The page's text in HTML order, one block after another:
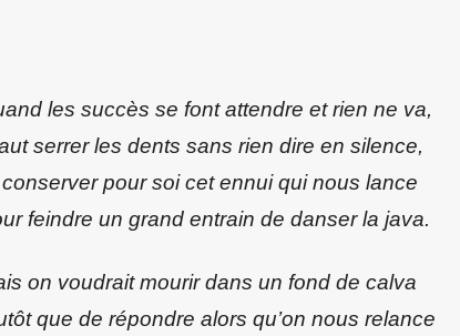
les succès se font attendre et rien ne va,
serrer les dents sans rien dire en silence,
pour soi cet ennui qui nous lance
feindre un grand entrain de danser la java.
on voudrait mourir dans un fond de calva
que de répondre alors qu’on nous relance